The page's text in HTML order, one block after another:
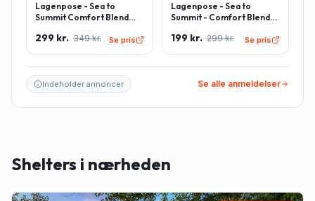
Lagenpose - Sea to
Summit Comfort Blend
pudeindlæg -
299 kr. 349 kr. Se pris
Lagenpose - Sea to
Summit - Comfort Blend
Rektangulær - Lyseblå
199 kr. 299 kr. Se pris
Indeholder annoncer Se alle anmeldelser
Shelters i nærheden